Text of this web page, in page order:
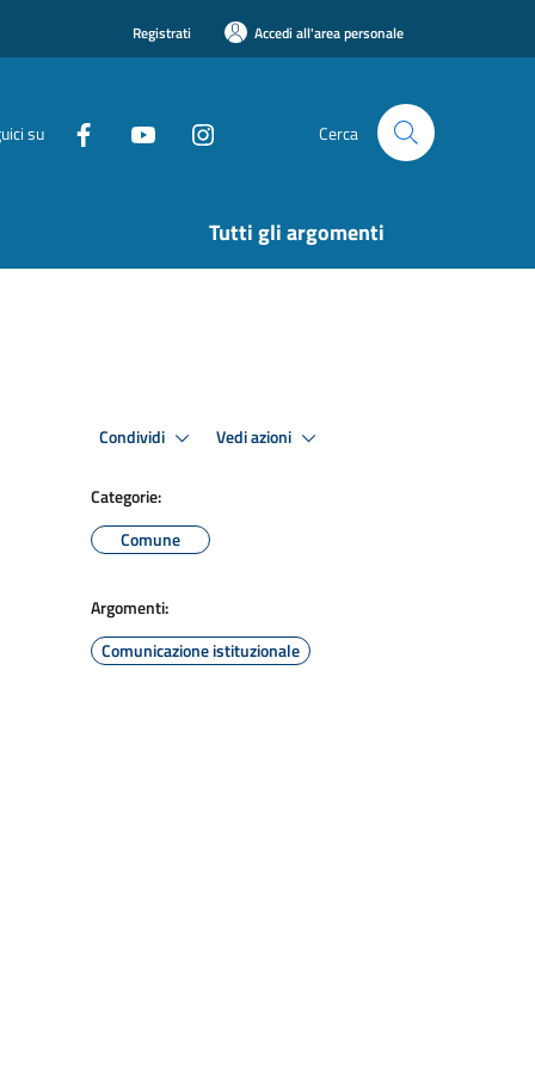
Registrati Accedi all'area personale
su Cerca
Tutti gli argomenti
Condividi Vedi azioni
Categorie:
Comune
Argomenti:
Comunicazione istituzionale